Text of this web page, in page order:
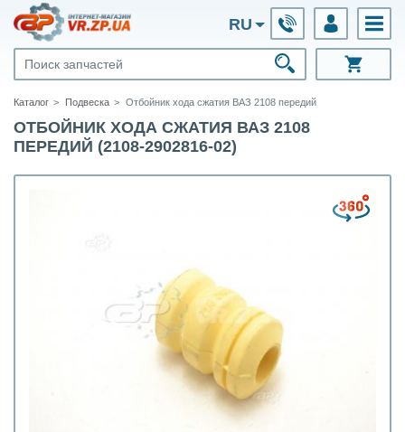
RU
Каталог Подвеска Отбойник хода сжатия ВАЗ 2108 передий
ОТБОЙНИК ХОДА СЖАТИЯ ВАЗ 2108
ПЕРЕДИЙ (2108-2902816-02)